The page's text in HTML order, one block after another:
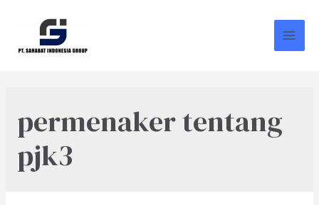
content
permenaker tentang
pjk3